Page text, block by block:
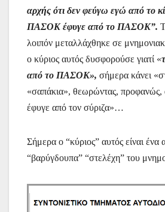
αρχής ότι δεν φεύγω εγώ από το
ΠΑΣΟΚ έφυγε από το ΠΑΣΟΚ”.
λοιπόν μεταλλάχθηκε σε
ο κύριος αυτός δυσφορούσε γιατί «
από το ΠΑΣΟΚ», σήμερα κάνει
«σαπάκια», θεωρώντας, προφανώς,
έφυγε από τον σύριζα»…
Σήμερα ο “κύριος” αυτός είναι ένα
“βαρύγδουπα” “στελέχη” του